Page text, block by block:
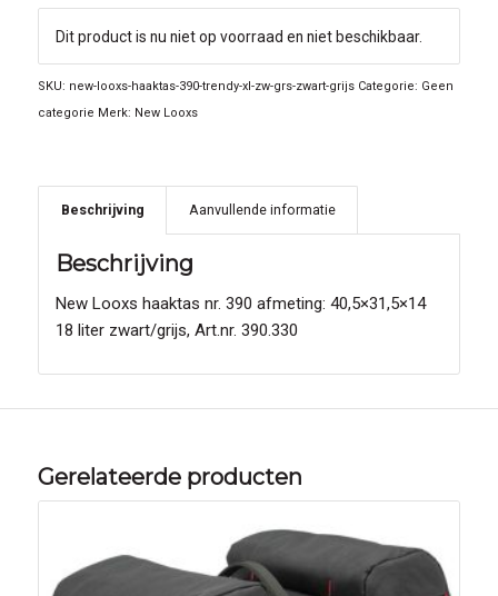
Dit product is nu niet op voorraad en niet beschikbaar.
SKU: new-looxs-haaktas-390-trendy-xl-zw-grs-zwart-grijs Categorie: Geen
categorie Merk: New Looxs
Beschrijving Aanvullende informatie
Beschrijving
New Looxs haaktas nr. 390 afmeting: 40,5×31,5×14
18 liter zwart/grijs, Art.nr. 390.330
Gerelateerde producten